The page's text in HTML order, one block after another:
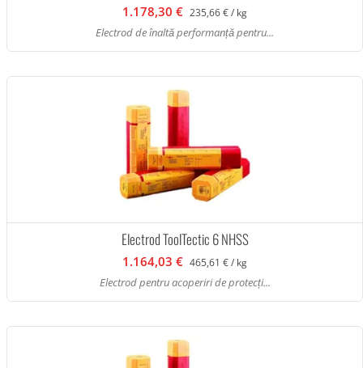
1.178,30 € 235,66 € / kg
Electrod de înaltă performanță pentru...
Electrod ToolTectic 6 NHSS
1.164,03 € 465,61 € / kg
Electrod pentru acoperiri de protecți...